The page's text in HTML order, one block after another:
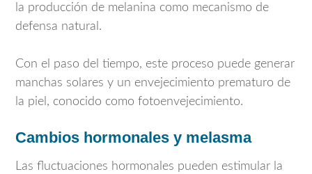
la producción de melanina como mecanismo de
defensa natural.
Con el paso del tiempo, este proceso puede generar
manchas solares y un envejecimiento prematuro de
la piel, conocido como fotoenvejecimiento.
Cambios hormonales y melasma
Las fluctuaciones hormonales pueden estimular la